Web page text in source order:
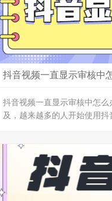
定是三农领域。不论是牛爱
食，在短短的几个月里边涨粉
必说...
抖音视频一直显示审核中
抖音视频一直显示审核中怎
及，越来越多的人开始使用
检查视频内容是否合规
抖音是一个强调内容运营的
象，抖音有着严格的内容审
黄、涉暴、涉政等不合规内容